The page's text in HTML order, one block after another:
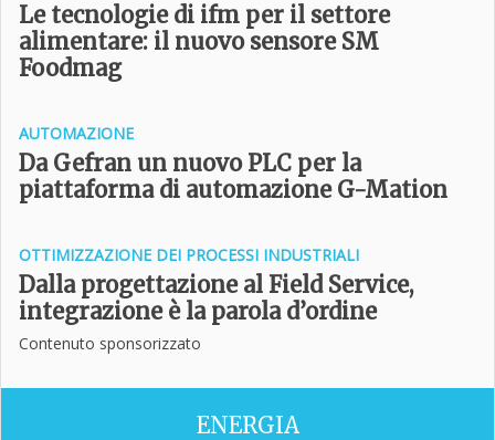
Le tecnologie di ifm per il settore
alimentare: il nuovo sensore SM
Foodmag
AUTOMAZIONE
Da Gefran un nuovo PLC per la
piattaforma di automazione G-Mation
OTTIMIZZAZIONE DEI PROCESSI INDUSTRIALI
Dalla progettazione al Field Service,
integrazione è la parola d’ordine
Contenuto sponsorizzato
ENERGIA